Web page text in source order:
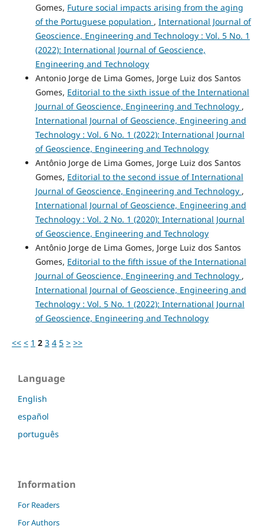
Gomes, Future social impacts arising from the aging
of the Portuguese population , International Journal of
Geoscience, Engineering and Technology : Vol. 5 No. 1
(2022): International Journal of Geoscience,
Engineering and Technology
Antonio Jorge de Lima Gomes, Jorge Luiz dos Santos
Gomes, Editorial to the sixth issue of the International
Journal of Geoscience, Engineering and Technology ,
International Journal of Geoscience, Engineering and
Technology : Vol. 6 No. 1 (2022): International Journal
of Geoscience, Engineering and Technology
Antônio Jorge de Lima Gomes, Jorge Luiz dos Santos
Gomes, Editorial to the second issue of International
Journal of Geoscience, Engineering and Technology ,
International Journal of Geoscience, Engineering and
Technology : Vol. 2 No. 1 (2020): International Journal
of Geoscience, Engineering and Technology
Antônio Jorge de Lima Gomes, Jorge Luiz dos Santos
Gomes, Editorial to the fifth issue of the International
Journal of Geoscience, Engineering and Technology ,
International Journal of Geoscience, Engineering and
Technology : Vol. 5 No. 1 (2022): International Journal
of Geoscience, Engineering and Technology
<< < 1 2 3 4 5 > >>
Language
English
español
português
Information
For Readers
For Authors